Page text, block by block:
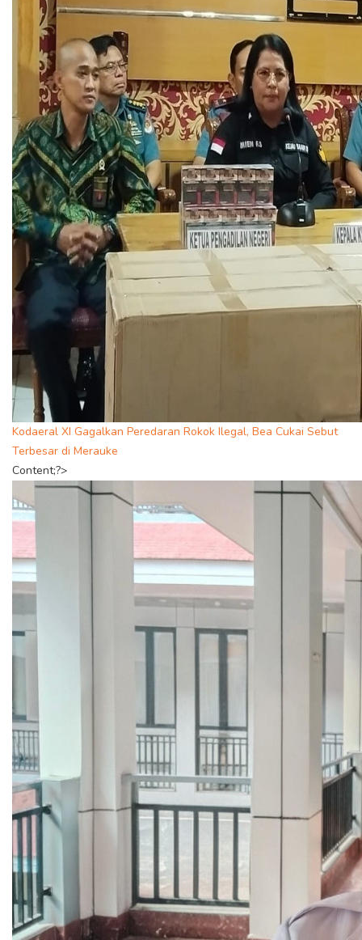
Kodaeral XI Gagalkan Peredaran Rokok Ilegal, Bea Cukai Sebut
Terbesar di Merauke
Content;?>